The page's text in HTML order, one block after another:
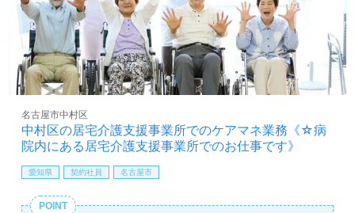
中村区の居宅介護支援事業所でのケアマネ業務《☆病
院内にある居宅介護支援事業所でのお仕事です》
名古屋市中村区
愛知県 契約社員 名古屋市
POINT